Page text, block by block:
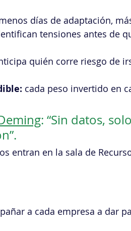
días de adaptación,
tensiones antes de
quién corre riesgo de
cada peso invertido en
: “Sin datos,
entran en la sala de
a cada empresa a dar